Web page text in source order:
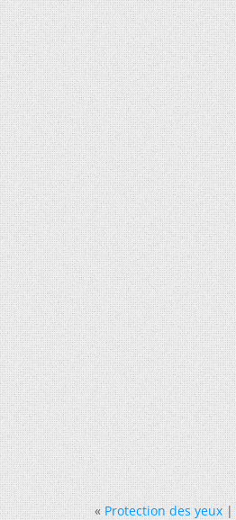
« Protection des yeux|